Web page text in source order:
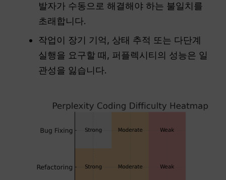
발자가 수동으로 해결해야 하는 불일치를
초래합니다.
작업이 장기 기억, 상태 추적 또는 다단계
실행을 요구할 때, 퍼플렉시티의 성능은 일
관성을 잃습니다.